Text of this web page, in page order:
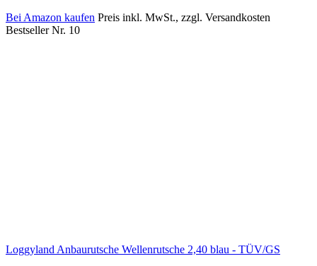
Bei Amazon kaufen Preis inkl. MwSt., zzgl. Versandkosten
Bestseller Nr. 10
Loggyland Anbaurutsche Wellenrutsche 2,40 blau - TÜV/GS